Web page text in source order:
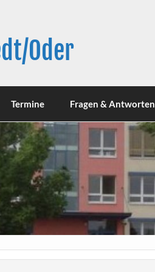
Oder
Termine Fragen & Antworten